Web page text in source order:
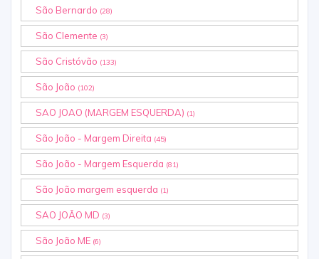
São Bernardo (28)
São Clemente (3)
São Cristóvão (133)
São João (102)
SAO JOAO (MARGEM ESQUERDA) (1)
São João - Margem Direita (45)
São João - Margem Esquerda (81)
São João margem esquerda (1)
SAO JOÃO MD (3)
São João ME (6)